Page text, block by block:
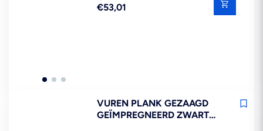
Reguliere
€53,01
VUREN PLANK GEZAAGD
GEÏMPREGNEERD ZWART